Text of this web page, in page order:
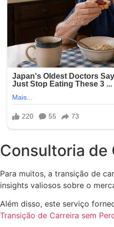
Consultoria de
Para muitos, a transição de
insights valiosos sobre o
Além disso, este serviço
Transição de Carreira sem